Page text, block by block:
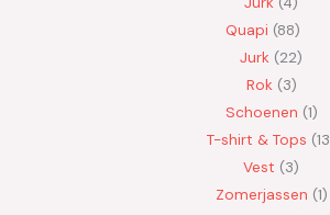
Quapi 88
Jurk 22
Rok 3
Schoenen 1
T-shirt & Tops 13
Vest
3
Zomerjassen 1